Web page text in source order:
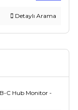
Detaylı Arama
C Hub Monitor -